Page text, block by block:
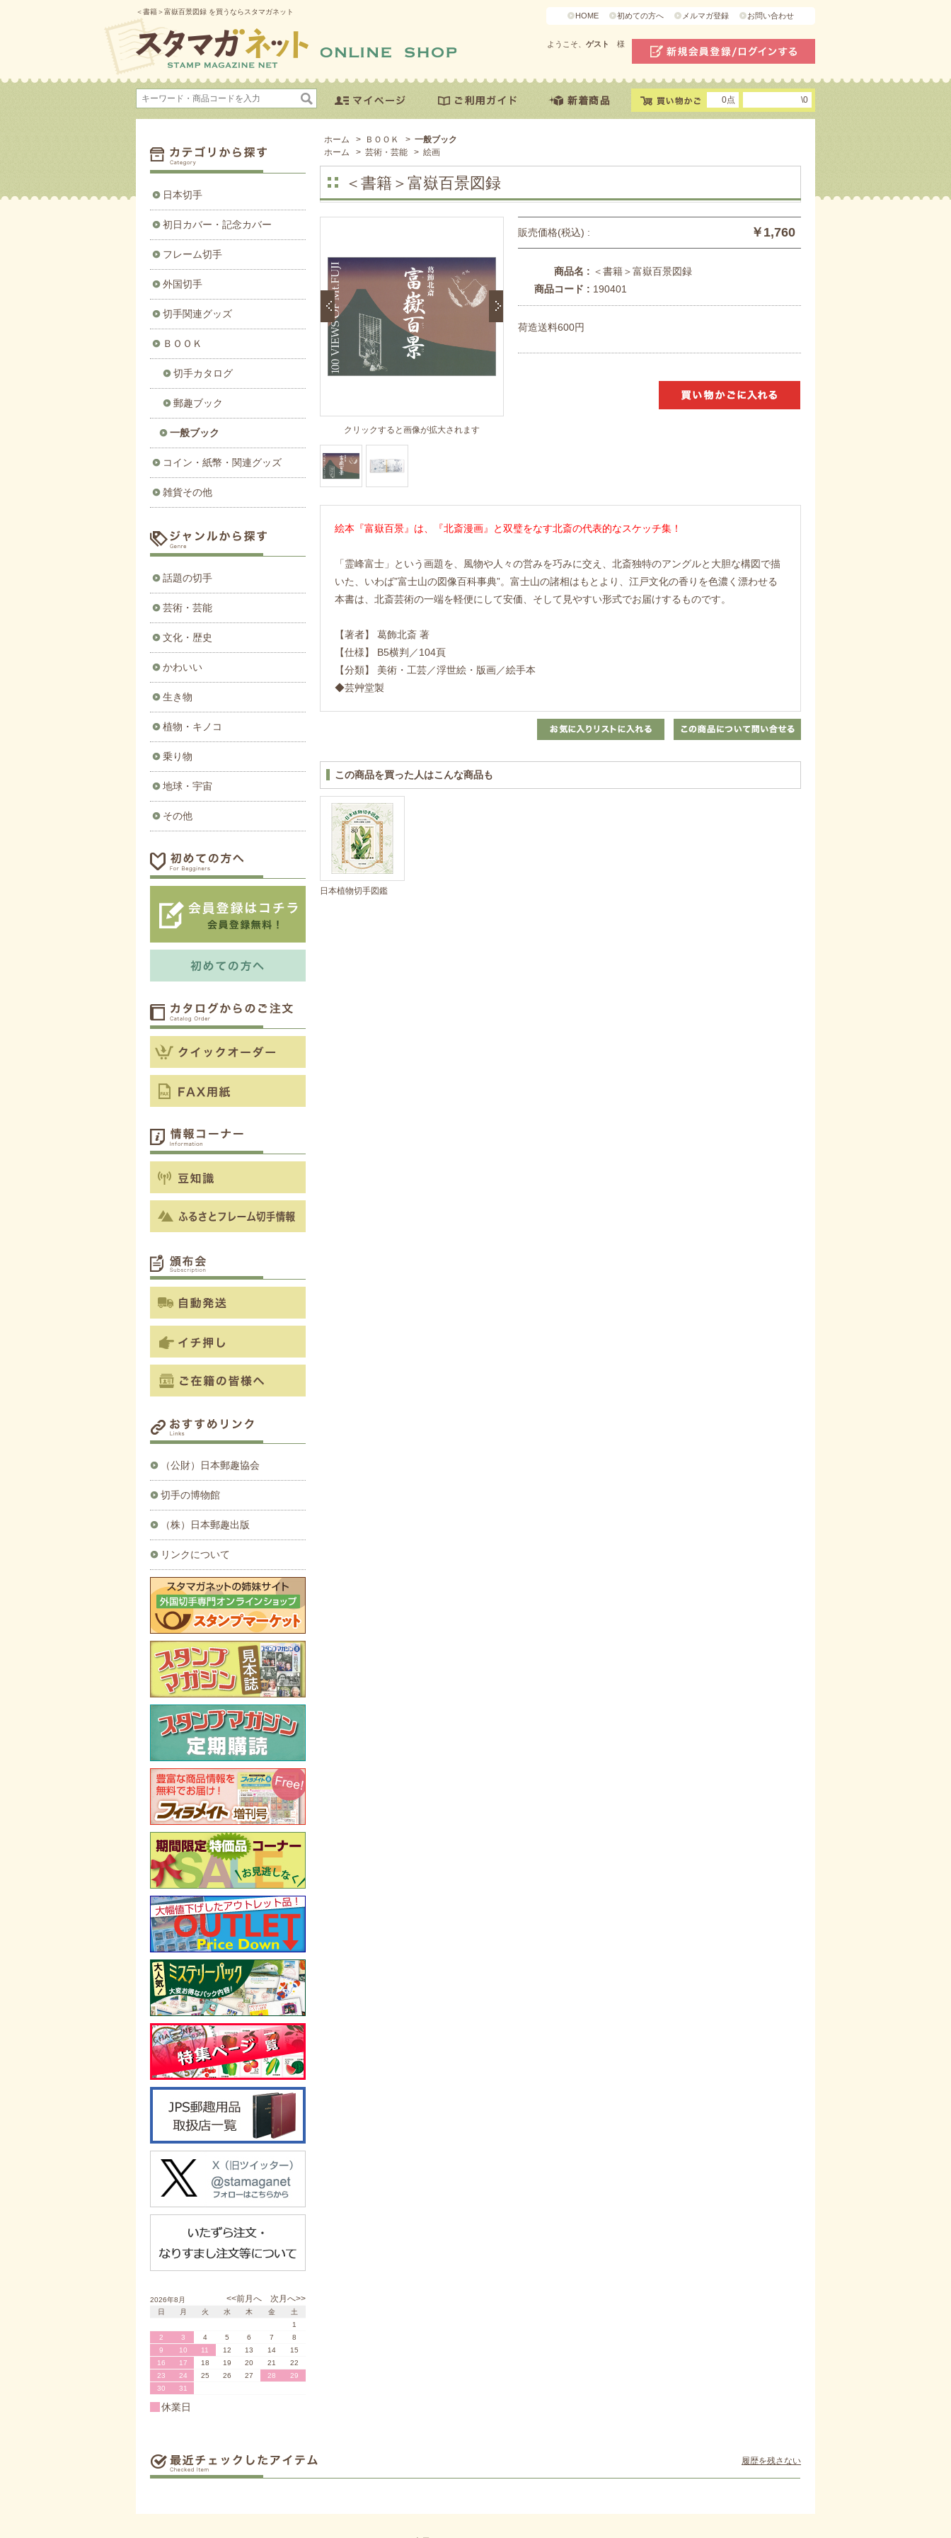
＜書籍＞富嶽百景図録 を買うならスタマガネット HOME 初めての方へ メルマガ登録 お問い合わせ
ようこそ、 ゲスト 様
0点 \0
ホーム > ＢＯＯＫ > 一般ブック
ホーム
> 芸術・芸能 > 絵画
＜書籍＞富嶽百景図録
クリックすると画像が拡大されます
販売価格(税込) : ￥1,760
商品名 : ＜書籍＞富嶽百景図録
商品コード : 190401
荷造送料600円
絵本『富嶽百景』は、『北斎漫画』と双璧をなす北斎の代表的なスケッチ集！
「霊峰富士」という画題を、風物や人々の営みを巧みに交え、北斎独特のアングルと大胆な構図で描
いた、いわば”富士山の図像百科事典”。富士山の諸相はもとより、江戸文化の香りを色濃く漂わせる
本書は、北斎芸術の一端を軽便にして安価、そして見やすい形式でお届けするものです。
【著者】 葛飾北斎 著
【仕様】 B5横判／104頁
【分類】 美術・工芸／浮世絵・版画／絵手本
◆芸艸堂製
この商品を買った人はこんな商品も
日本植物切手図鑑
日本切手
初日カバー・記念カバー
フレーム切手
外国切手
切手関連グッズ
ＢＯＯＫ
切手カタログ
郵趣ブック
一般ブック
コイン・紙幣・関連グッズ
雑貨その他
話題の切手
芸術・芸能
文化・歴史
かわいい
生き物
植物・キノコ
乗り物
地球・宇宙
その他
（公財）日本郵趣協会
切手の博物館
（株）日本郵趣出版
リンクについて
<<前月へ 次月へ>>
2026年8月
日
月 火 水 木 金
土
1
2
3 4 5 6 7
8
9
10 11 12 13 14
15
16
17 18 19 20 21
22
23
24 25 26 27 28
29
30
31
休業日
履歴を残さない